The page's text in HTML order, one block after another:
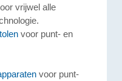
vrijwel alle
voor punt- en
voor punt-